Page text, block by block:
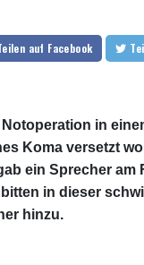
auf Facebook
in
Koma versetzt
ein Sprecher am
in dieser
hinzu.